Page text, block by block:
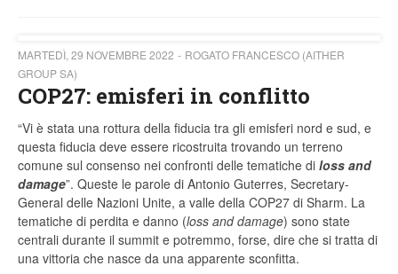
MARTEDÌ, 29 NOVEMBRE 2022
ROGATO FRANCESCO (AITHER
GROUP SA)
COP27: emisferi in conflitto
“Vi è stata una rottura della fiducia tra gli emisferi nord e sud, e
questa fiducia deve essere ricostruita trovando un terreno
comune sul consenso nei confronti delle tematiche di loss and
damage”. Queste le parole di Antonio Guterres, Secretary-
General delle Nazioni Unite, a valle della COP27 di Sharm. La
tematiche di perdita e danno (loss and damage) sono state
centrali durante il summit e potremmo, forse, dire che si tratta di
una vittoria che nasce da una apparente sconfitta.